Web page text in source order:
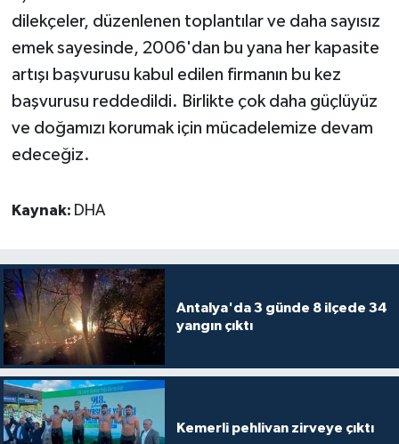
dilekçeler, düzenlenen toplantılar ve daha sayısız
emek sayesinde, 2006'dan bu yana her kapasite
artışı başvurusu kabul edilen firmanın bu kez
başvurusu reddedildi. Birlikte çok daha güçlüyüz
ve doğamızı korumak için mücadelemize devam
edeceğiz.
Kaynak: DHA
Antalya'da 3 günde 8 ilçede 34
yangın çıktı
Kemerli pehlivan zirveye çıktı